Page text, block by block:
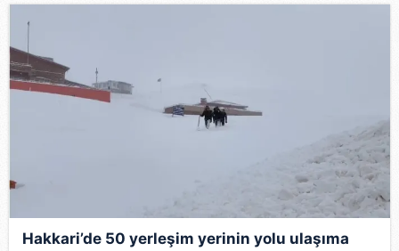
Hakkari’de 50 yerleşim yerinin yolu ulaşıma